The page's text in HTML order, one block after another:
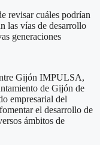
revisar cuáles podrían
las vías de desarrollo
generaciones
Gijón IMPULSA,
de Gijón de
empresarial del
el desarrollo de
ámbitos de